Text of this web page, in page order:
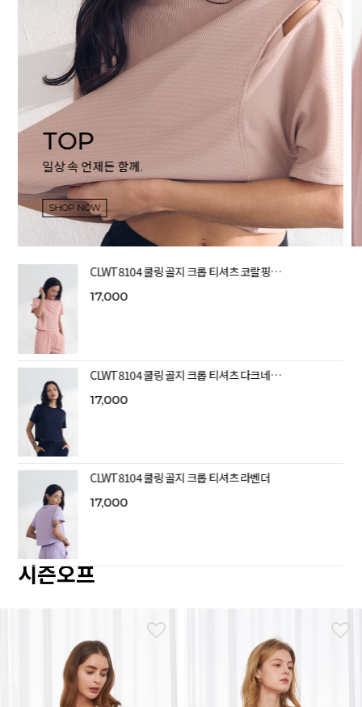
TOP
일상 속 언제든 함께.
SHOP NOW
CLWT8104 쿨링 골지 크롭 티셔츠 코랄핑…
17,000
CLWT8104 쿨링 골지 크롭 티셔츠 다크네…
17,000
CLWT8104 쿨링 골지 크롭 티셔츠 라벤더
17,000
시즌오프